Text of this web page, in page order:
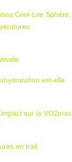
Cool-Lite Sphère,
est-elle
sur la VO2max
en trail